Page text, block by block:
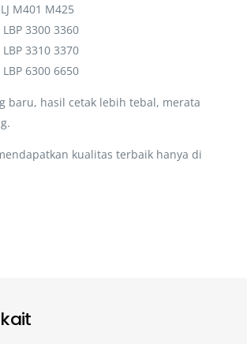
M401 M425
3300 3360
3310 3370
6300 6650
baru, hasil cetak lebih tebal, merata
kualitas terbaik hanya di